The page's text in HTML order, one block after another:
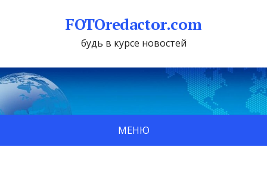
FOTOredactor.com
будь в курсе новостей
МЕНЮ